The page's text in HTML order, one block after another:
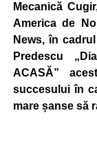
Mecanică
America de
News, în
Predescu
ACASĂ”
succesului în
mare șanse să